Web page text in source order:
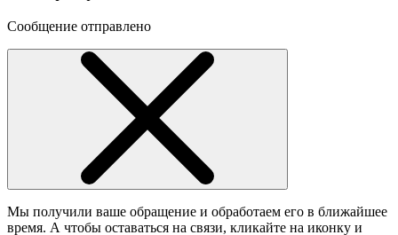
Сообщение отправлено
Мы получили ваше обращение и обработаем его в ближайшее
время. А чтобы оставаться на связи, кликайте на иконку и